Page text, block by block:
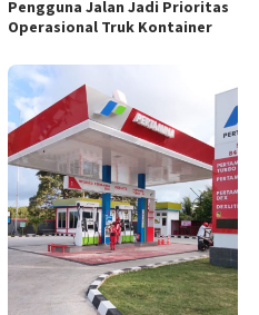
Pengguna Jalan Jadi Prioritas
Operasional Truk Kontainer